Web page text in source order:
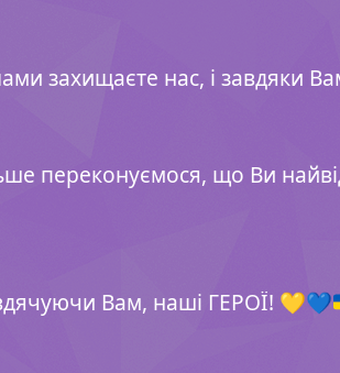
захищаєте нас, і завдяки
переконуємося, що Ви
Вам, наші ГЕРОЇ! 💛💙